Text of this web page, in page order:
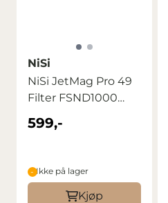
NiSi
NiSi JetMag Pro 49
Filter FSND1000
(3.0) 10stop
599,-
Ikke på lager
Kjøp